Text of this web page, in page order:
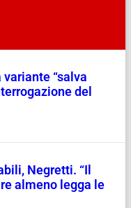
“salva
del
Negretti. “Il
almeno legga le